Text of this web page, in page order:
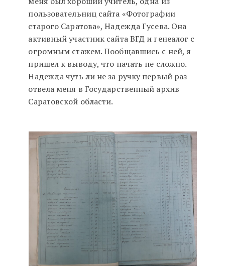
пользовательниц сайта «Фотографии
старого Саратова», Надежда Гусева. Она
активный участник сайта ВГД и генеалог с
огромным стажем. Пообщавшись с ней, я
пришел к выводу, что начать не сложно.
Надежда чуть ли не за ручку первый раз
отвела меня в Государственный архив
Саратовской области.